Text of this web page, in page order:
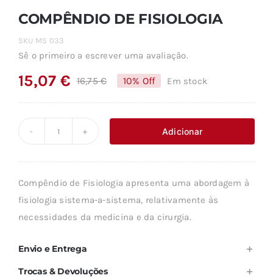
COMPÊNDIO DE FISIOLOGIA
SKU MS 033
Sê o primeiro a escrever uma avaliação.
16,75€O
original
era:
15,07€
O
é:
10% Off Em stock
Adicionar
Compêndio de Fisiologia apresenta uma abordagem à
fisiologia sistema-a-sistema, relativamente às
necessidades da medicina e da cirurgia.
Envio e Entrega
Trocas & Devoluções